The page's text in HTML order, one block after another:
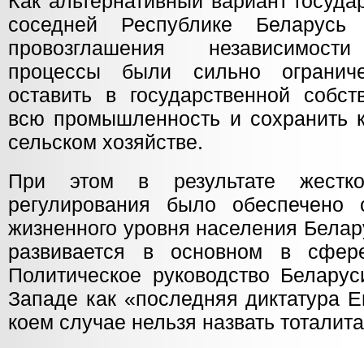
соседней Республике
провозглашения
процессы были сильно
оставить в государственной
всю промышленность и сохранить
сельском хозяйстве.
При этом в результате
регулирования было обеспечено
жизненного уровня населения
развивается в основном в
Политическое руководство
Западе как «последняя диктатура
коем случае нельзя назвать